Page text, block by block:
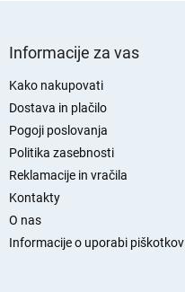
Informacije za vas
Kako nakupovati
Dostava in plačilo
Pogoji poslovanja
Politika zasebnosti
Reklamacije in vračila
Kontakty
O nas
Informacije o uporabi piškotkov